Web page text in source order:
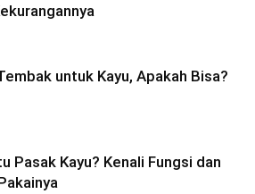
untuk Kayu, Apakah Bisa?
Pasak Kayu? Kenali Fungsi dan